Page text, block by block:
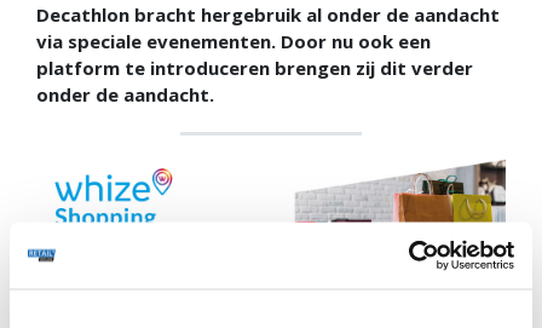
Decathlon bracht hergebruik al onder de aandacht
via speciale evenementen. Door nu ook een
platform te introduceren brengen zij dit verder
onder de aandacht.